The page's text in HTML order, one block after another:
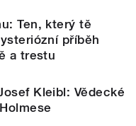
Ten, který tě
příběh
a trestu
Kleibl: Vědecké